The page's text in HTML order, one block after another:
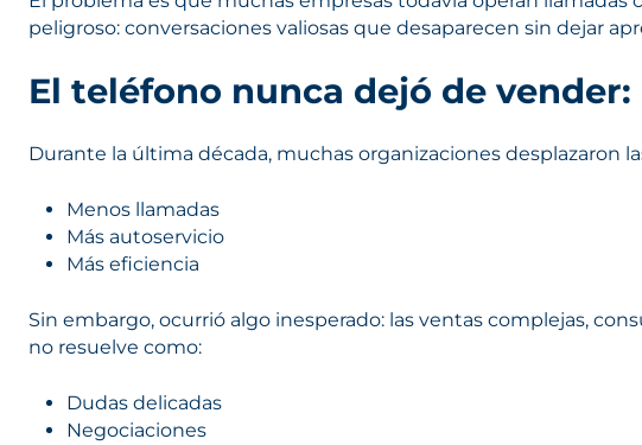
peligroso: conversaciones valiosas que desaparecen sin dejar
El teléfono nunca dejó de
Durante la última década, muchas organizaciones desplazaron
Menos llamadas
Más autoservicio
Más eficiencia
Sin embargo, ocurrió algo inesperado: las ventas complejas,
no resuelve como:
Dudas delicadas
Negociaciones